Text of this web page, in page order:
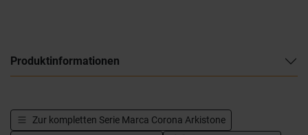
Produktinformationen
Zur kompletten Serie Marca Corona Arkistone